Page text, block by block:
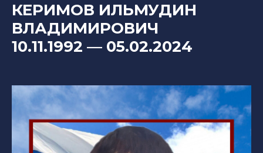
КЕРИМОВ ИЛЬМУДИН
ВЛАДИМИРОВИЧ
10.11.1992 — 05.02.2024